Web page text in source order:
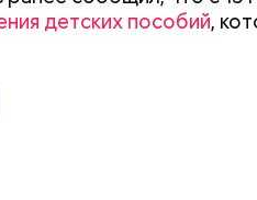
детских пособий,
рассказал, что